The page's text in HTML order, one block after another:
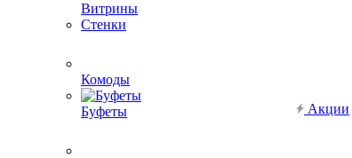
Витрины
Стенки
Комоды
Буфеты Акции